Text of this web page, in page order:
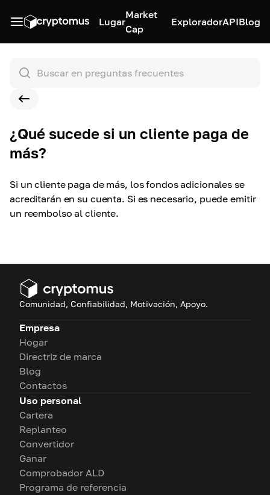
Lugar
Market
Cap
ExploradorAPIBlog
¿Qué sucede si un cliente paga de
más?
Si un cliente paga de más, los fondos adicionales se
acreditarán en su cuenta. Si es necesario, puede emitir
un reembolso al cliente.
Comunidad, Confiabilidad, Motivación, Apoyo.
Empresa
Hogar
Directriz de marca
Blog
Contactos
Uso personal
Cartera
Replanteo
Convertidor
Ganar
Comprobador ALD
Programa de referencia